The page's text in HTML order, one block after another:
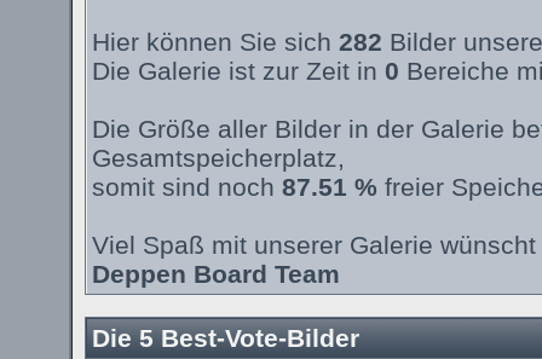
Hier können Sie sich 282 Bilder
Die Galerie ist zur Zeit in 0 Bereiche
Die Größe aller Bilder in der Galerie
Gesamtspeicherplatz,
somit sind noch 87.51 % freier
Viel Spaß mit unserer Galerie
Deppen Board Team
Die 5 Best-Vote-Bilder